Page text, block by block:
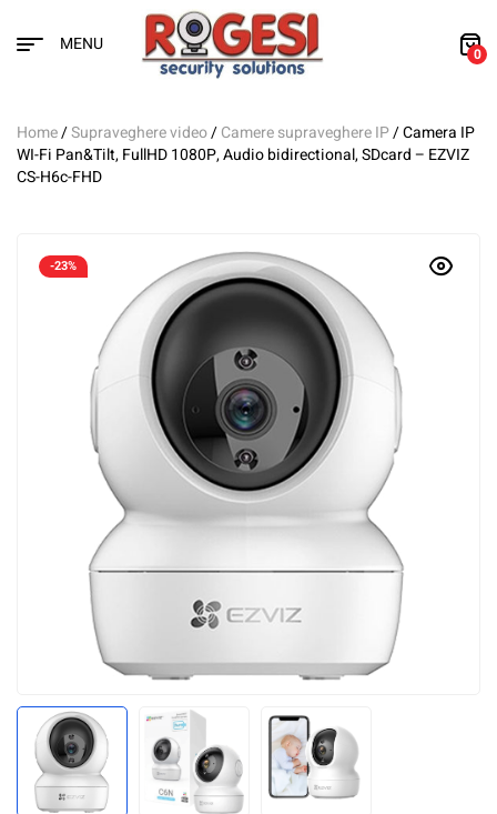
MENU 0
Home/Supraveghere video/Camere supraveghere IP/ Camera IP
WI-Fi Pan&Tilt, FullHD 1080P, Audio bidirectional, SDcard – EZVIZ
CS-H6c-FHD
-23%